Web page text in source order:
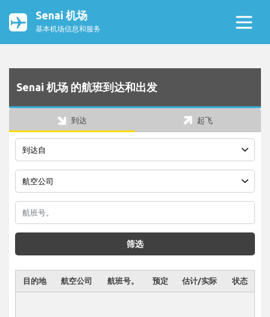
Senai 机场
基本机场信息和服务
Senai 机场 的航班到达和出发
到达 起飞
筛选
目的地 航空公司 航班号。 预定 估计/实际 状态